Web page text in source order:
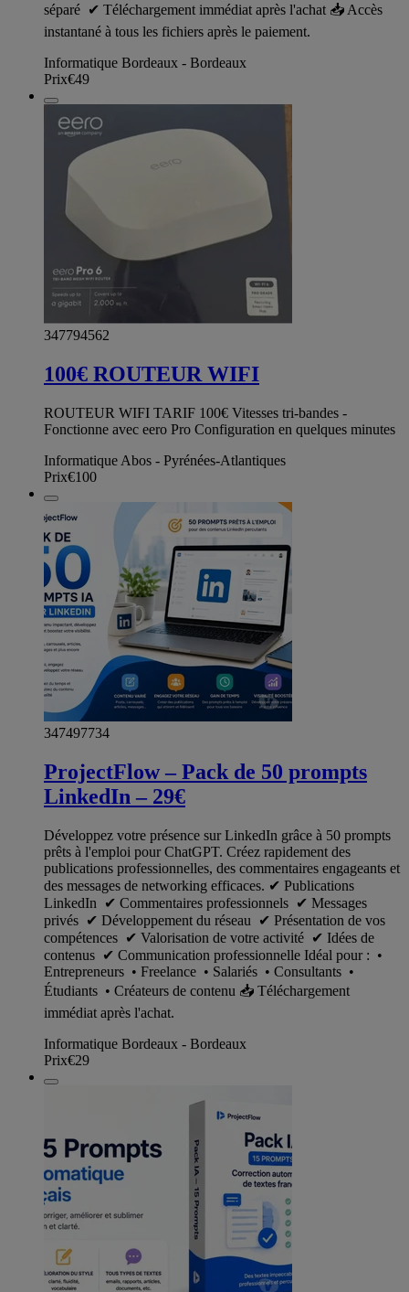
séparé ✔ Téléchargement immédiat après l'achat 📥 Accès
instantané à tous les fichiers après le paiement.
Informatique Bordeaux - Bordeaux
Prix€49
347794562
100€ ROUTEUR WIFI
ROUTEUR WIFI TARIF 100€ Vitesses tri-bandes -
Fonctionne avec eero Pro Configuration en quelques minutes
Informatique Abos - Pyrénées-Atlantiques
Prix€100
347497734
ProjectFlow – Pack de 50 prompts
LinkedIn – 29€
Développez votre présence sur LinkedIn grâce à 50 prompts
prêts à l'emploi pour ChatGPT. Créez rapidement des
publications professionnelles, des commentaires engageants et
des messages de networking efficaces. ✔ Publications
LinkedIn ✔ Commentaires professionnels ✔ Messages
privés ✔ Développement du réseau ✔ Présentation de vos
compétences ✔ Valorisation de votre activité ✔ Idées de
contenus ✔ Communication professionnelle Idéal pour : •
Entrepreneurs • Freelance • Salariés • Consultants •
Étudiants • Créateurs de contenu 📥 Téléchargement
immédiat après l'achat.
Informatique Bordeaux - Bordeaux
Prix€29